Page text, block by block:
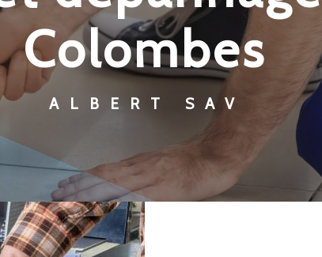
Colombes
ALBERT SAV